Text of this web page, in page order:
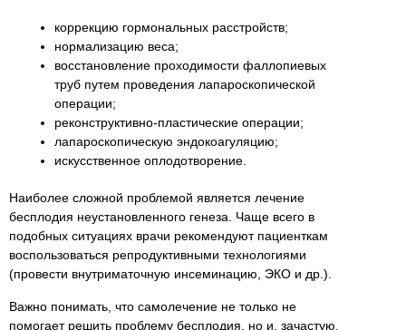
коррекцию гормональных расстройств;
нормализацию веса;
восстановление проходимости фаллопиевых
труб путем проведения лапароскопической
операции;
реконструктивно-пластические операции;
лапароскопическую эндокоагуляцию;
искусственное оплодотворение.
Наиболее сложной проблемой является лечение
бесплодия неустановленного генеза. Чаще всего в
подобных ситуациях врачи рекомендуют пациенткам
воспользоваться репродуктивными технологиями
(провести внутриматочную инсеминацию, ЭКО и др.).
Важно понимать, что самолечение не только не
помогает решить проблему бесплодия, но и, зачастую,